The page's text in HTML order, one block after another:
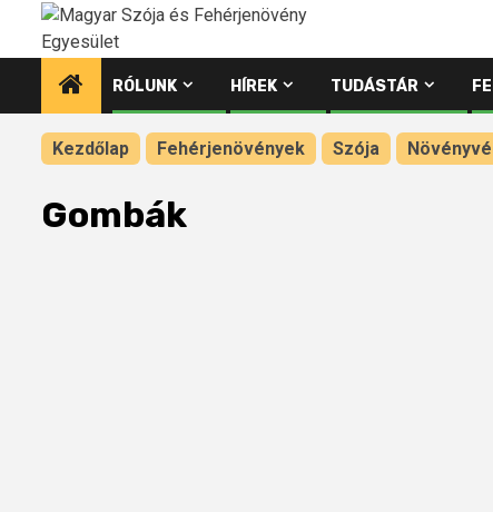
Ugrás
tartalomhoz
RÓLUNK HÍREK TUDÁSTÁR
Kezdőlap Fehérjenövények Szója
Gombák